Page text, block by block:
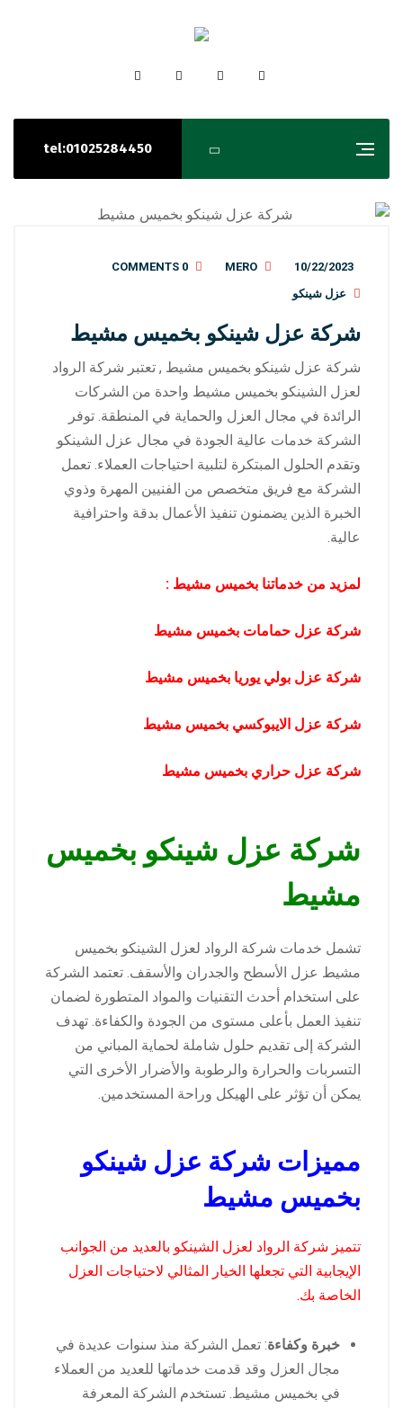
tel:01025284450
10/22/2023
MERO
0 COMMENTS
عزل شينكو
شركة عزل شينكو بخميس مشيط
شركة عزل شينكو بخميس مشيط , تعتبر شركة الرواد
لعزل الشينكو بخميس مشيط واحدة من الشركات
الرائدة في مجال العزل والحماية في المنطقة. توفر
الشركة خدمات عالية الجودة في مجال عزل الشينكو
وتقدم الحلول المبتكرة لتلبية احتياجات العملاء. تعمل
الشركة مع فريق متخصص من الفنيين المهرة وذوي
الخبرة الذين يضمنون تنفيذ الأعمال بدقة واحترافية
عالية.
لمزيد من خدماتنا بخميس مشيط :
شركة عزل حمامات بخميس مشيط
شركة عزل بولي يوريا بخميس مشيط
شركة عزل الايبوكسي بخميس مشيط
شركة عزل حراري بخميس مشيط
شركة عزل شينكو بخميس
مشيط
تشمل خدمات شركة الرواد لعزل الشينكو بخميس
مشيط عزل الأسطح والجدران والأسقف. تعتمد الشركة
على استخدام أحدث التقنيات والمواد المتطورة لضمان
تنفيذ العمل بأعلى مستوى من الجودة والكفاءة. تهدف
الشركة إلى تقديم حلول شاملة لحماية المباني من
التسربات والحرارة والرطوبة والأضرار الأخرى التي
يمكن أن تؤثر على الهيكل وراحة المستخدمين.
مميزات شركة عزل شينكو
بخميس مشيط
تتميز شركة الرواد لعزل الشينكو بالعديد من الجوانب
الإيجابية التي تجعلها الخيار المثالي لاحتياجات العزل
الخاصة بك.
خبرة وكفاءة: تعمل الشركة منذ سنوات عديدة في
مجال العزل وقد قدمت خدماتها للعديد من العملاء
في بخميس مشيط. تستخدم الشركة المعرفة